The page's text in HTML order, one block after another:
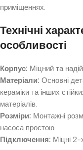
приміщеннях.
Технічні
особливості
Корпус: Міцний та
Матеріали: Основні
кераміки та інших
матеріалів.
Розміри: Монтажні
насоса простою.
Підключення: Міцні